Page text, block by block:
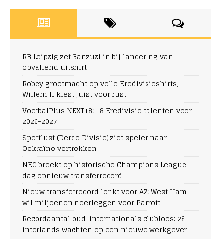
RB Leipzig zet Banzuzi in bij lancering van
opvallend uitshirt
Robey grootmacht op volle Eredivisieshirts,
Willem II kiest juist voor rust
VoetbalPlus NEXT18: 18 Eredivisie talenten voor
2026-2027
Sportlust (Derde Divisie) ziet speler naar
Oekraïne vertrekken
NEC breekt op historische Champions League-
dag opnieuw transferrecord
Nieuw transferrecord lonkt voor AZ: West Ham
wil miljoenen neerleggen voor Parrott
Recordaantal oud-internationals clubloos: 281
interlands wachten op een nieuwe werkgever